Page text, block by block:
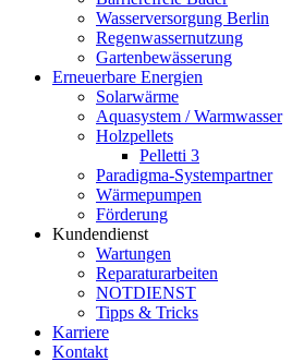
Wasserversorgung Berlin
Regenwassernutzung
Gartenbewässerung
Erneuerbare Energien
Solarwärme
Aquasystem / Warmwasser
Holzpellets
Pelletti 3
Paradigma-Systempartner
Wärmepumpen
Förderung
Kundendienst
Wartungen
Reparaturarbeiten
NOTDIENST
Tipps & Tricks
Karriere
Kontakt